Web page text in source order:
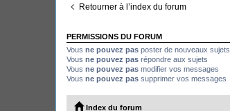
Retourner à l’index du forum
PERMISSIONS DU FORUM
Vous ne pouvez pas poster de nouveaux sujets
Vous ne pouvez pas répondre aux sujets
Vous ne pouvez pas modifier vos messages
Vous ne pouvez pas supprimer vos messages
Index du forum